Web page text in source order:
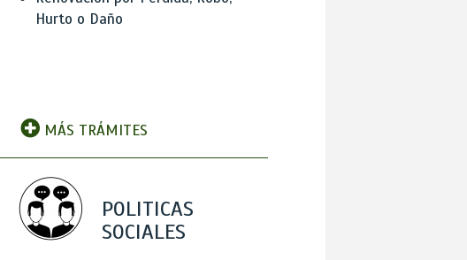
Hurto o Daño
MÁS TRÁMITES
POLITICAS
SOCIALES